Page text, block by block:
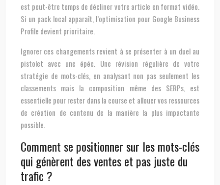
est peut-être temps de décliner votre article en format vidéo.
Si un pack local apparaît, l’optimisation pour Google Business
Profile devient prioritaire.
Ignorer ces changements revient à se présenter à un duel au
pistolet avec une épée. Une révision régulière de votre
stratégie de mots-clés, en analysant non pas seulement les
classements mais la composition même des SERPs, est
essentielle pour rester dans la course et allouer vos ressources
de création de contenu de la manière la plus impactante
possible.
Comment se positionner sur les mots-clés
qui génèrent des ventes et pas juste du
trafic ?